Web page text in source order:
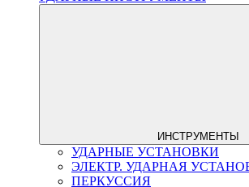
ИНСТРУМЕНТЫ
УДАРНЫЕ УСТАНОВКИ
ЭЛЕКТР. УДАРНАЯ
ПЕРКУССИЯ